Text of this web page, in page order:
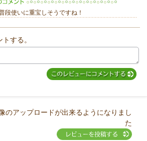
ント
段使いに重宝しそうですね！
する。
のアップロードが出来るようになりまし
た